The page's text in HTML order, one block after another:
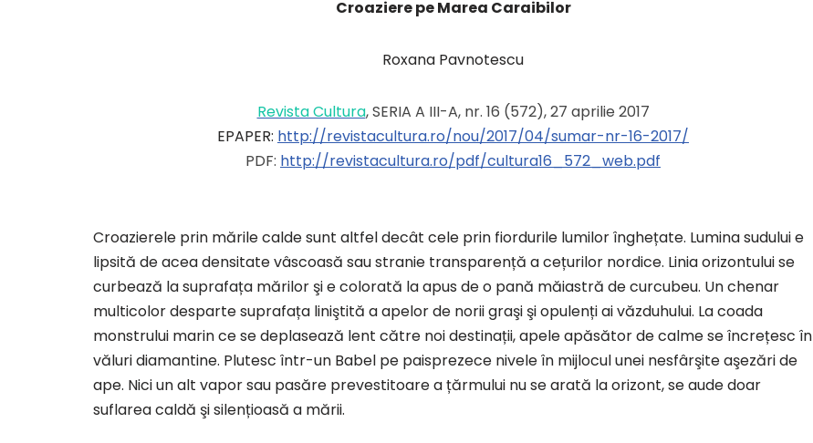
Croaziere pe Marea Caraibilor
Roxana Pavnotescu
Revista Cultura, SERIA A III-A, nr. 16 (572), 27 aprilie 2017
EPAPER: http://revistacultura.ro/nou/2017/04/sumar-nr-16-2017/
PDF: http://revistacultura.ro/pdf/cultura16_572_web.pdf
Croazierele prin mările calde sunt altfel decât cele prin fiordurile lumilor înghețate. Lumina sudului e
lipsită de acea densitate vâscoasă sau stranie transparență a cețurilor nordice. Linia orizontului se
curbează la suprafața mărilor şi e colorată la apus de o pană măiastră de curcubeu. Un chenar
multicolor desparte suprafața liniştită a apelor de norii graşi şi opulenți ai văzduhului. La coada
monstrului marin ce se deplasează lent către noi destinații, apele apăsător de calme se încrețesc în
văluri diamantine. Plutesc într-un Babel pe paisprezece nivele în mijlocul unei nesfârşite aşezări de
ape. Nici un alt vapor sau pasăre prevestitoare a țărmului nu se arată la orizont, se aude doar
suflarea caldă şi silențioasă a mării.